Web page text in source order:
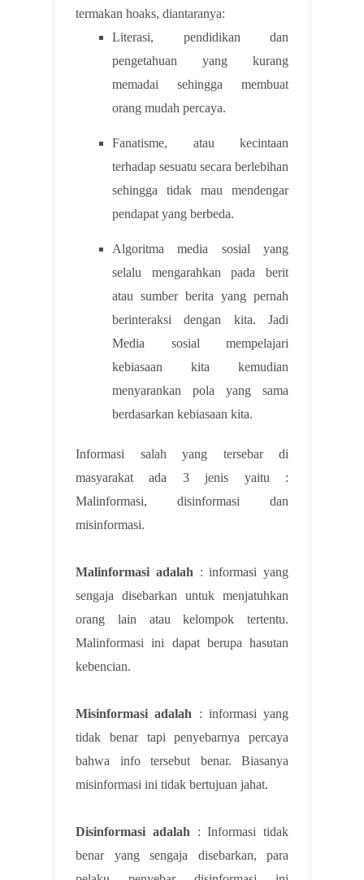
termakan hoaks, diantaranya:
Literasi, pendidikan dan
pengetahuan yang kurang
memadai sehingga membuat
orang mudah percaya.
Fanatisme, atau kecintaan
terhadap sesuatu secara berlebihan
sehingga tidak mau mendengar
pendapat yang berbeda.
Algoritma media sosial yang
selalu mengarahkan pada berit
atau sumber berita yang pernah
berinteraksi dengan kita. Jadi
Media sosial mempelajari
kebiasaan kita kemudian
menyarankan pola yang sama
berdasarkan kebiasaan kita.
Informasi salah yang tersebar di
masyarakat ada 3 jenis yaitu :
Malinformasi, disinformasi dan
misinformasi.
Malinformasi adalah : informasi yang
sengaja disebarkan untuk menjatuhkan
orang lain atau kelompok tertentu.
Malinformasi ini dapat berupa hasutan
kebencian.
Misinformasi adalah : informasi yang
tidak benar tapi penyebarnya percaya
bahwa info tersebut benar. Biasanya
misinformasi ini tidak bertujuan jahat.
Disinformasi adalah : Informasi tidak
benar yang sengaja disebarkan, para